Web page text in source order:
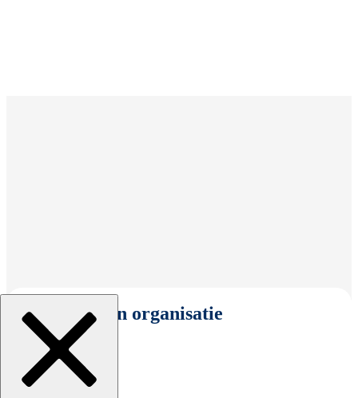
Selecteer een organisatie